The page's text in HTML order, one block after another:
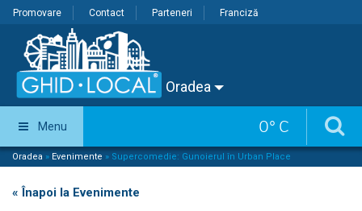
Promovare Contact Parteneri Franciză
Oradea
0° C
Menu
Oradea » Evenimente » Supercomedie: Gunoierul în Urban Place
« Înapoi la Evenimente